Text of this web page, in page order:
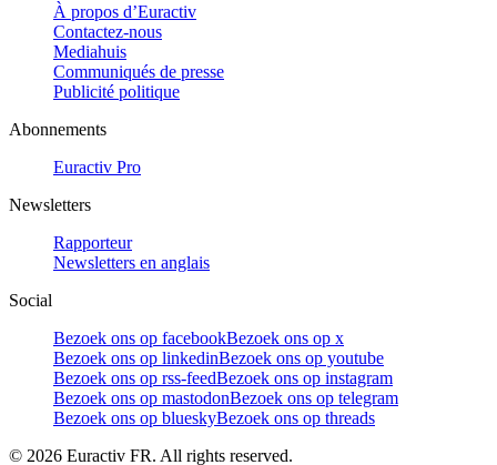
À propos d’Euractiv
Contactez-nous
Mediahuis
Communiqués de presse
Publicité politique
Abonnements
Euractiv Pro
Newsletters
Rapporteur
Newsletters en anglais
Social
Bezoek ons op facebookBezoek ons op x
Bezoek ons op linkedinBezoek ons op youtube
Bezoek ons op rss-feedBezoek ons op instagram
Bezoek ons op mastodonBezoek ons op telegram
Bezoek ons op blueskyBezoek ons op threads
© 2026 Euractiv FR. All rights reserved.